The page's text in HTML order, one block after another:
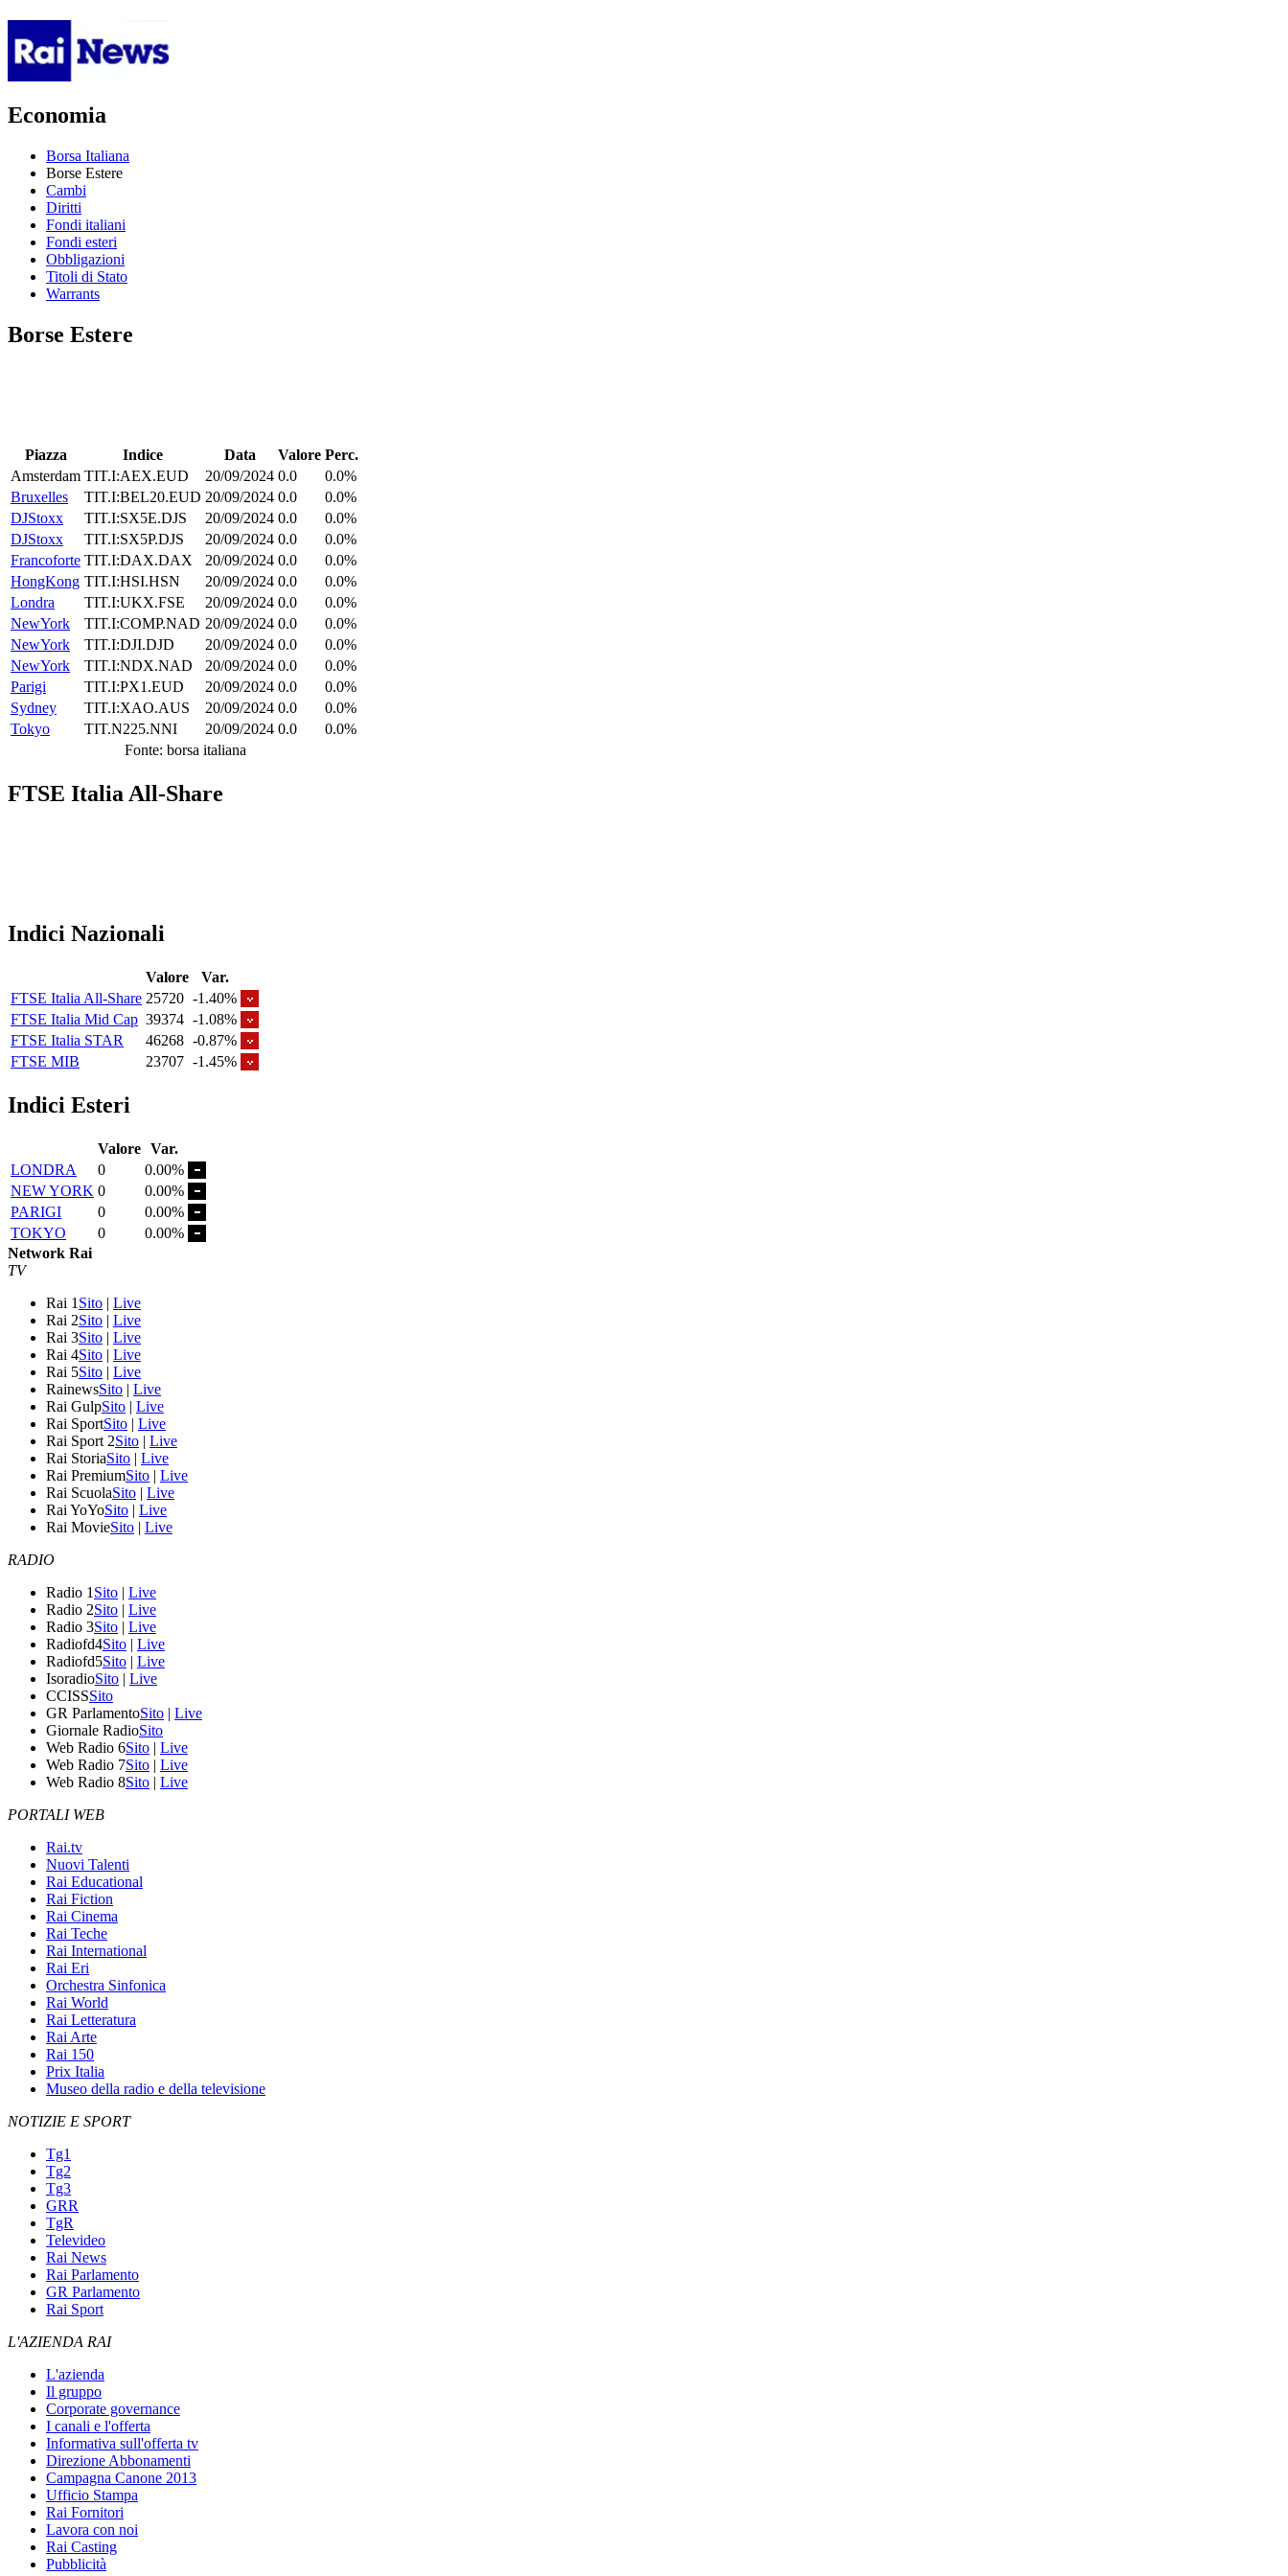
Economia
Borsa Italiana
Borse Estere
Cambi
Diritti
Fondi italiani
Fondi esteri
Obbligazioni
Titoli di Stato
Warrants
Borse Estere
Piazza Indice Data Valore Perc.
Amsterdam TIT.I:AEX.EUD 20/09/2024 0.0
0.0%
Bruxelles
TIT.I:BEL20.EUD 20/09/2024 0.0
0.0%
DJStoxx
TIT.I:SX5E.DJS 20/09/2024 0.0
0.0%
DJStoxx
TIT.I:SX5P.DJS 20/09/2024 0.0
0.0%
Francoforte TIT.I:DAX.DAX 20/09/2024 0.0
0.0%
HongKong TIT.I:HSI.HSN 20/09/2024 0.0
0.0%
Londra
TIT.I:UKX.FSE 20/09/2024 0.0
0.0%
NewYork
TIT.I:COMP.NAD 20/09/2024 0.0
0.0%
NewYork
TIT.I:DJI.DJD 20/09/2024 0.0
0.0%
NewYork
TIT.I:NDX.NAD 20/09/2024 0.0
0.0%
Parigi
TIT.I:PX1.EUD 20/09/2024 0.0
0.0%
Sydney
TIT.I:XAO.AUS 20/09/2024 0.0
0.0%
Tokyo
TIT.N225.NNI 20/09/2024 0.0
0.0%
Fonte: borsa italiana
FTSE Italia All-Share
Indici Nazionali
Valore
Var.
FTSE Italia All-Share 25720 -1.40%
FTSE Italia Mid Cap 39374 -1.08%
FTSE Italia STAR
46268 -0.87%
FTSE MIB
23707 -1.45%
Indici Esteri
Valore Var.
LONDRA
0
0.00%
NEW YORK 0
0.00%
PARIGI
0
0.00%
TOKYO
0
0.00%
Network Rai
TV
Rai 1 Sito | Live
Rai 2Sito | Live
Rai 3Sito | Live
Rai 4Sito | Live
Rai 5Sito | Live
RainewsSito | Live
Rai GulpSito | Live
Rai SportSito | Live
Rai Sport 2Sito | Live
Rai StoriaSito | Live
Rai PremiumSito | Live
Rai ScuolaSito | Live
Rai YoYoSito | Live
Rai MovieSito | Live
RADIO
Radio 1 Sito | Live
Radio 2Sito | Live
Radio 3Sito | Live
Radiofd4Sito | Live
Radiofd5Sito | Live
IsoradioSito | Live
CCISSSito
GR ParlamentoSito | Live
Giornale RadioSito
Web Radio 6Sito | Live
Web Radio 7Sito | Live
Web Radio 8Sito | Live
PORTALI WEB
Rai.tv
Nuovi Talenti
Rai Educational
Rai Fiction
Rai Cinema
Rai Teche
Rai International
Rai Eri
Orchestra Sinfonica
Rai World
Rai Letteratura
Rai Arte
Rai 150
Prix Italia
Museo della radio e della televisione
NOTIZIE E SPORT
Tg1
Tg2
Tg3
GRR
TgR
Televideo
Rai News
Rai Parlamento
GR Parlamento
Rai Sport
L'AZIENDA RAI
L'azienda
Il gruppo
Corporate governance
I canali e l'offerta
Informativa sull'offerta tv
Direzione Abbonamenti
Campagna Canone 2013
Ufficio Stampa
Rai Fornitori
Lavora con noi
Rai Casting
Pubblicità